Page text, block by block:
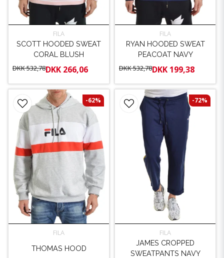
FILA
SCOTT HOODED SWEAT
CORAL BLUSH
DKK 532,78DKK 266,06
FILA
RYAN HOODED SWEAT
PEACOAT NAVY
DKK 532,78DKK 199,38
FILA
THOMAS HOOD
-62%
FILA
JAMES CROPPED
SWEATPANTS NAVY
-72%